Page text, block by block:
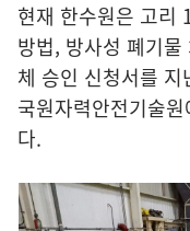
현재 한수원은 고리
방법, 방사성 폐기
체 승인 신청서를
국원자력안전기술
다.